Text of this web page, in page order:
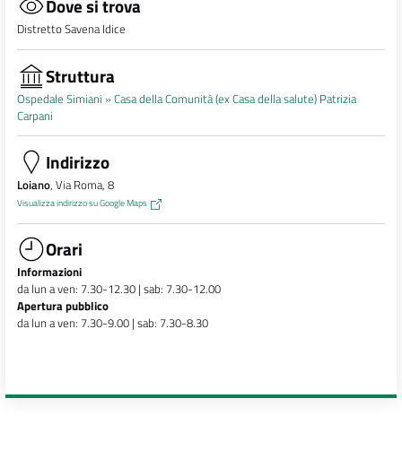
Dove si trova
Distretto Savena Idice
Struttura
Ospedale Simiani »Casa della Comunità (ex Casa della salute) Patrizia
Carpani
Indirizzo
Loiano, Via Roma, 8
Visualizza indirizzo su Google Maps
Orari
Informazioni
da lun a ven: 7.30-12.30 | sab: 7.30-12.00
Apertura pubblico
da lun a ven: 7.30-9.00 | sab: 7.30-8.30